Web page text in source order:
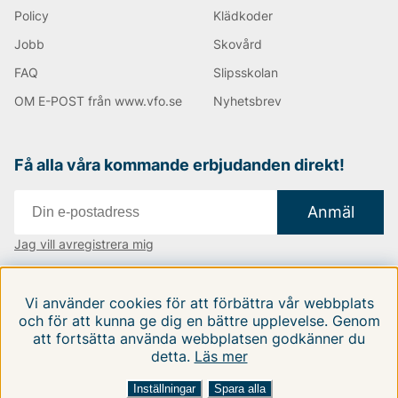
saker. Du hittar såklart också datorväskor och
portföljer, allt som du kan tänkas behöva!
Handla Tiger of Sweden produkter med upp till 70%
lägre pris än i ordinarie handel! Här hittar du produkter
Happy shopping önskar vi på Vingåkers Factory
Outlet AB!
Andra populära varumärken:
LEE
Björn Borg
Replay
Oscar Jacobson
Policy
Jobb
FAQ
OM E-POST från www.vfo.se
Klädkoder
Skovård
Slipsskolan
Nyhetsbrev
Få alla våra kommande erbjudanden direkt!
Anmäl
Jag vill avregistrera mig
Följ oss på våra sociala medier
Vi använder cookies för att förbättra vår webbplats
och för att kunna ge dig en bättre upplevelse. Genom
att fortsätta använda webbplatsen godkänner du
detta. Läs mer
Inställningar Spara alla